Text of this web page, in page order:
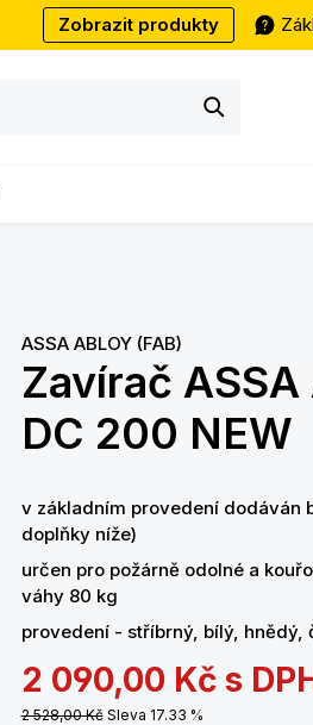
Zobrazit produkty
ASSA ABLOY (FAB)
Zavírač ASSA
DC 200 NEW
v základním provedení dodáván
doplňky níže)
určen pro požárně odolné a
váhy 80 kg
provedení - stříbrný, bílý, hnědý,
2 090,00 Kč s
2 528,00 Kč Sleva 17.33 %